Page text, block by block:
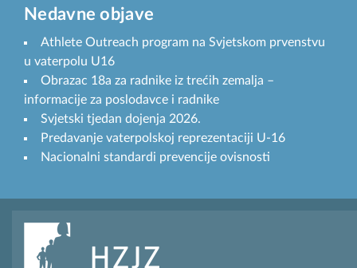
Nedavne objave
Athlete Outreach program na Svjetskom prvenstvu
u vaterpolu U16
Obrazac 18a za radnike iz trećih zemalja –
informacije za poslodavce i radnike
Svjetski tjedan dojenja 2026.
Predavanje vaterpolskoj reprezentaciji U-16
Nacionalni standardi prevencije ovisnosti